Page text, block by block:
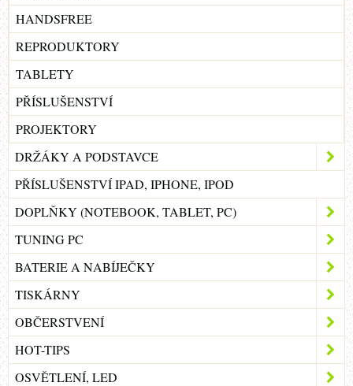
HANDSFREE
REPRODUKTORY
TABLETY
PŘÍSLUŠENSTVÍ
PROJEKTORY
DRŽÁKY A PODSTAVCE
PŘÍSLUŠENSTVÍ IPAD, IPHONE, IPOD
DOPLŇKY (NOTEBOOK, TABLET, PC)
TUNING PC
BATERIE A NABÍJEČKY
TISKÁRNY
OBČERSTVENÍ
HOT-TIPS
OSVĚTLENÍ, LED